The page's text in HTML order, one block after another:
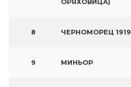
ОРЯХОВИЦА)
8 ЧЕРНОМОРЕЦ 1919
9 МИНЬОР